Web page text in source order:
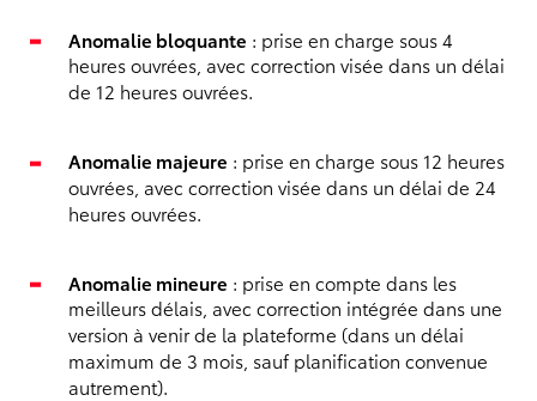
Anomalie bloquante : prise en charge sous 4
heures ouvrées, avec correction visée dans un délai
de 12 heures ouvrées.
Anomalie majeure : prise en charge sous 12 heures
ouvrées, avec correction visée dans un délai de 24
heures ouvrées.
Anomalie mineure : prise en compte dans les
meilleurs délais, avec correction intégrée dans une
version à venir de la plateforme (dans un délai
maximum de 3 mois, sauf planification convenue
autrement).